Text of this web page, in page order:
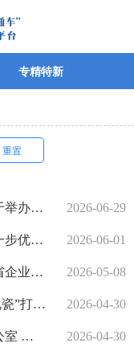
专精特新
重置
福建省工业和信息化厅等五部门关于举办第十一届“创客中国”福建省中小企业创新创业大赛暨第九届“创响福建”大赛的通知 2026-06-29
泉州市人民政府办公室关于印发进一步优化生育支持政策推动建设生育友好型社会若干措施的通知（泉政办规〔2026〕1号） 2026-06-01
福建省科学技术厅关于印发《福建省企业研发准备金制度实施工作指引（试行）》的通知（闽科资〔2026〕1号） 2026-05-08
公开征求对《关于支持“中国白·德化瓷”打造千亿级产业集群的若干措施 （2026-2029年）》的意见（2026-04-30） 2026-04-30
中共泉州市委人才工作领导小组办公室 中共泉州市委军民融合发展委员会办公室 泉州市科学技术局 泉州市教育局 泉州市卫生健康委员会关于申报第九批泉州市引进高层次人才团队的通知（泉科〔2026〕39号） 2026-04-30